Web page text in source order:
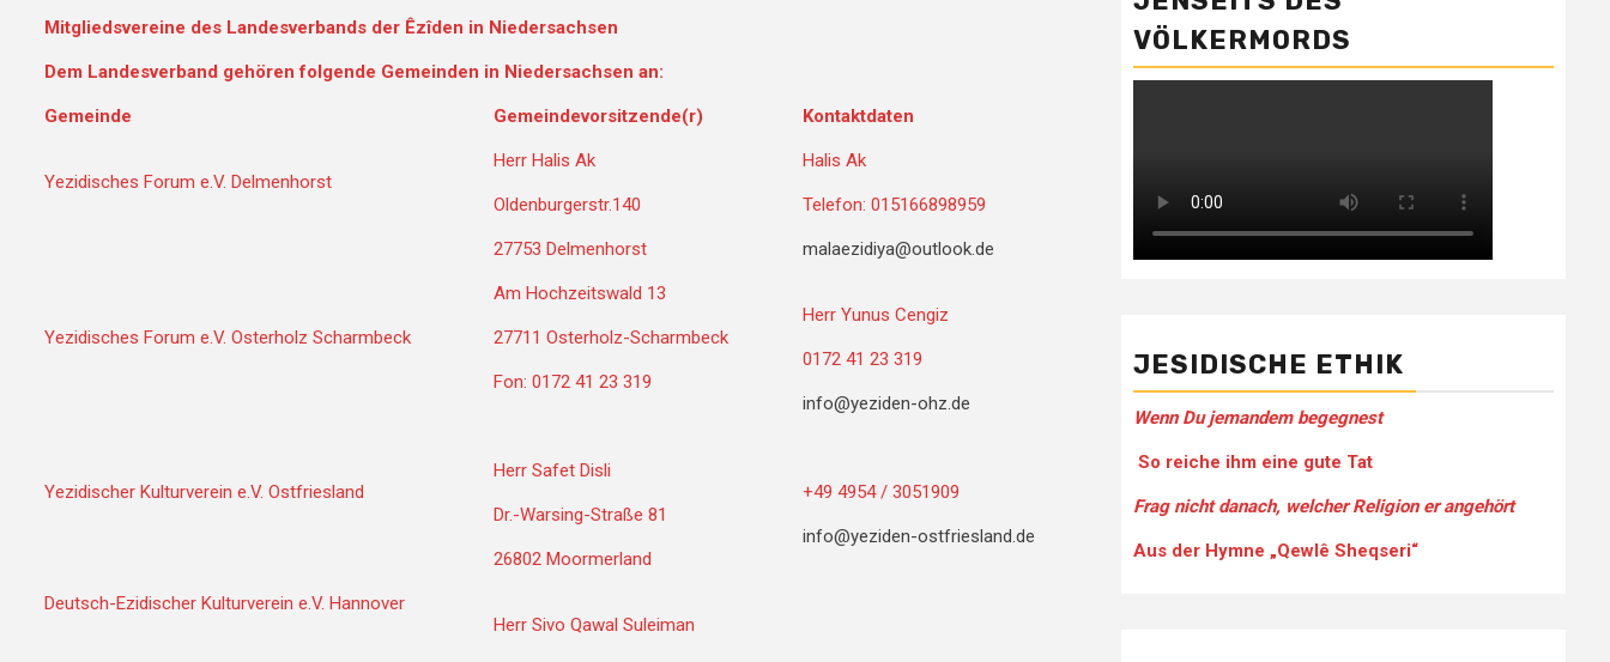
Mitgliedsvereine des Landesverbands der Êzîden in Niedersachsen
Dem Landesverband gehören folgende Gemeinden in Niedersachsen an:
Gemeinde Gemeindevorsitzende(r) Kontaktdaten
Yezidisches Forum e.V. Delmenhorst
Herr Halis Ak
Oldenburgerstr.140
27753 Delmenhorst
Halis Ak
Telefon: 015166898959
malaezidiya@outlook.de
Yezidisches Forum e.V. Osterholz Scharmbeck
Am Hochzeitswald 13
27711 Osterholz-Scharmbeck
Fon: 0172 41 23 319
Herr Yunus Cengiz
0172 41 23 319
info@yeziden-ohz.de
Yezidischer Kulturverein e.V. Ostfriesland
Herr Safet Disli
Dr.-Warsing-Straße 81
26802 Moormerland
+49 4954 / 3051909
info@yeziden-ostfriesland.de
Deutsch-Ezidischer Kulturverein e.V. Hannover
Herr Sivo Qawal Suleiman
VÖLKERMORDS
JESIDISCHE ETHIK
Wenn Du jemandem be­gegnest
So reiche ihm eine gute Tat
Frag nicht danach, welcher Religion er angehört
Aus der Hymne „Qewlê Sheqseri“